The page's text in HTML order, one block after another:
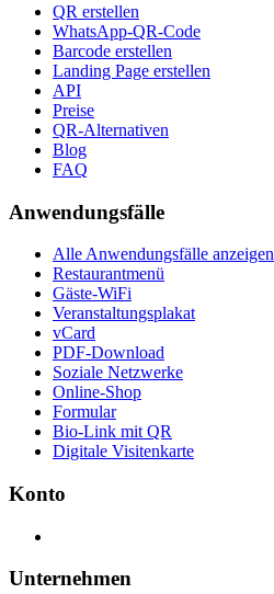
QR erstellen
WhatsApp-QR-Code
Barcode erstellen
Landing Page erstellen
API
Preise
QR-Alternativen
Blog
FAQ
Anwendungsfälle
Alle Anwendungsfälle anzeigen
Restaurantmenü
Gäste-WiFi
Veranstaltungsplakat
vCard
PDF-Download
Soziale Netzwerke
Online-Shop
Formular
Bio-Link mit QR
Digitale Visitenkarte
Konto
Unternehmen